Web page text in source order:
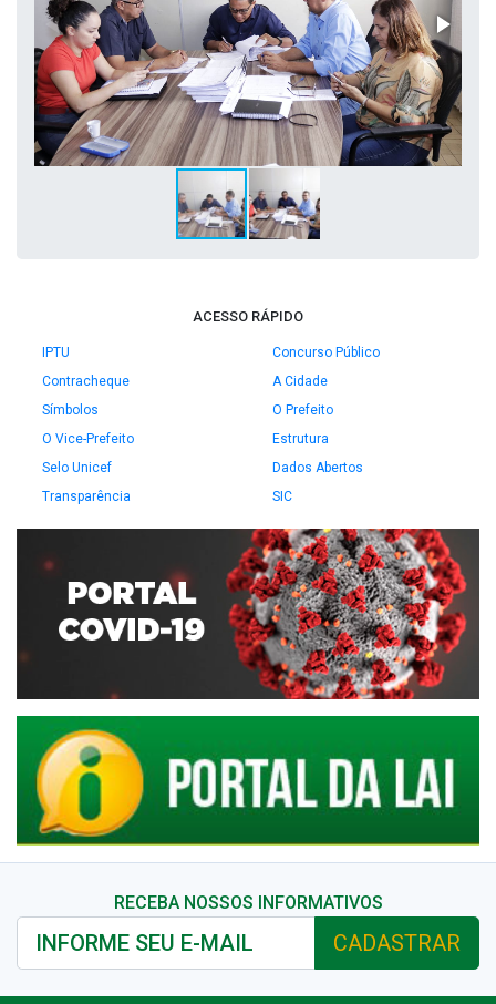
ACESSO RÁPIDO
IPTU
Concurso Público
Contracheque
A Cidade
Símbolos
O Prefeito
O Vice-Prefeito
Estrutura
Selo Unicef
Dados Abertos
Transparência
SIC
RECEBA NOSSOS INFORMATIVOS
CADASTRAR